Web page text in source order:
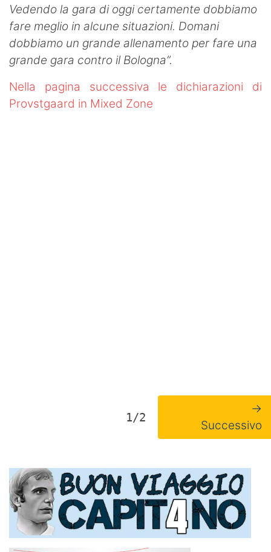
Vedendo la gara di oggi certamente dobbiamo
fare meglio in alcune situazioni. Domani
dobbiamo un grande allenamento per fare una
grande gara contro il Bologna”.
Nella pagina successiva le dichiarazioni di
Provstgaard in Mixed Zone
1/2
→
Successivo